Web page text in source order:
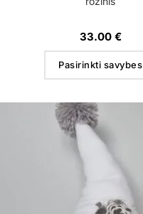
33.00 €
Pasirinkti savybes